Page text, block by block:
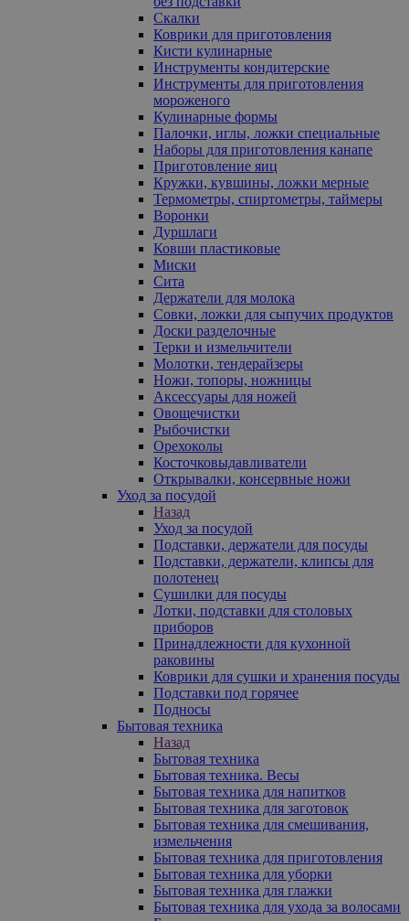
Скалки
Коврики для приготовления
Кисти кулинарные
Инструменты кондитерские
Инструменты для приготовления
мороженого
Кулинарные формы
Палочки, иглы, ложки специальные
Наборы для приготовления канапе
Приготовление яиц
Кружки, кувшины, ложки мерные
Термометры, спиртометры, таймеры
Воронки
Дуршлаги
Ковши пластиковые
Миски
Сита
Держатели для молока
Совки, ложки для сыпучих продуктов
Доски разделочные
Терки и измельчители
Молотки, тендерайзеры
Ножи, топоры, ножницы
Аксессуары для ножей
Овощечистки
Рыбочистки
Орехоколы
Косточковыдавливатели
Открывалки, консервные ножи
Уход за посудой
Назад
Уход за посудой
Подставки, держатели для посуды
Подставки, держатели, клипсы для
полотенец
Сушилки для посуды
Лотки, подставки для столовых
приборов
Принадлежности для кухонной
раковины
Коврики для сушки и хранения посуды
Подставки под горячее
Подносы
Бытовая техника
Назад
Бытовая техника
Бытовая техника. Весы
Бытовая техника для напитков
Бытовая техника для заготовок
Бытовая техника для смешивания,
измельчения
Бытовая техника для приготовления
Бытовая техника для уборки
Бытовая техника для глажки
Бытовая техника для ухода за волосами